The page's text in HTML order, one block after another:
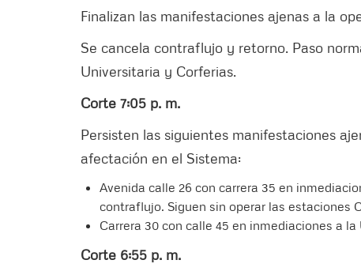
Finalizan las manifestaciones ajenas a la
Se cancela contraflujo y retorno. Paso
Universitaria y Corferias.
Corte 7:05 p. m.
Persisten las siguientes manifestaciones
afectación en el Sistema:
Avenida calle 26 con carrera 35 en
contraflujo. Siguen sin operar las estaciones
Carrera 30 con calle 45 en inmediaciones a
Corte 6:55 p. m.